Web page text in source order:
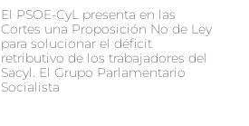
El PSOE-CyL presenta en las
Cortes una Proposición No de Ley
para solucionar el déficit
retributivo de los trabajadores del
Sacyl. El Grupo Parlamentario
Socialista